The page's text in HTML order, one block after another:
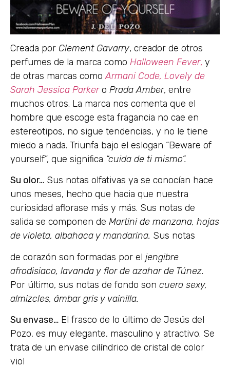
Creada por Clement Gavarry, creador de otros
perfumes de la marca como Halloween Fever, y
de otras marcas comoArmani Code, Lovely de
Sarah Jessica Parkero Prada Amber, entre
muchos otros. La marca nos comenta que el
hombre que escoge esta fragancia no cae en
estereotipos, no sigue tendencias, y no le tiene
miedo a nada. Triunfa bajo el eslogan “Beware of
yourself”, que significa “cuida de ti mismo”.
Su olor… Sus notas olfativas ya se conocían hace
unos meses, hecho que hacia que nuestra
curiosidad aflorase más y más. Sus notas de
salida se componen de Martini de manzana, hojas
de violeta, albahaca y mandarina. Sus notas
de corazón son formadas por el jengibre
afrodisiaco, lavanda y flor de azahar de Túnez.
Por último, sus notas de fondo son cuero sexy,
almizcles, ámbar gris y vainilla.
Su envase… El frasco de lo último de Jesús del
Pozo, es muy elegante, masculino y atractivo. Se
trata de un envase cilíndrico de cristal de color
viol